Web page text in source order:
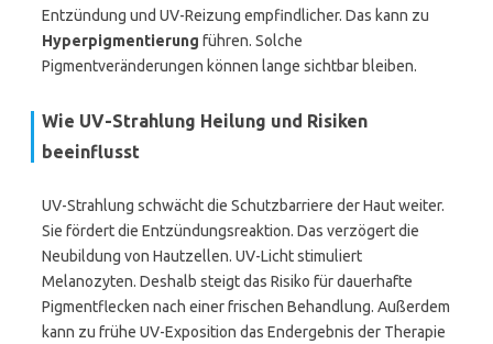
Entzündung und UV-Reizung empfindlicher. Das kann zu
Hyperpigmentierung führen. Solche
Pigmentveränderungen können lange sichtbar bleiben.
Wie UV-Strahlung Heilung und Risiken
beeinflusst
UV-Strahlung schwächt die Schutzbarriere der Haut weiter.
Sie fördert die Entzündungsreaktion. Das verzögert die
Neubildung von Hautzellen. UV-Licht stimuliert
Melanozyten. Deshalb steigt das Risiko für dauerhafte
Pigmentflecken nach einer frischen Behandlung. Außerdem
kann zu frühe UV-Exposition das Endergebnis der Therapie